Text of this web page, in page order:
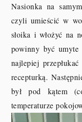
Nasionka na
czyli umieścić w
słoika i włożyć na
powinny być umyte
najlepiej
recepturką.
był pod kątem
temperaturze